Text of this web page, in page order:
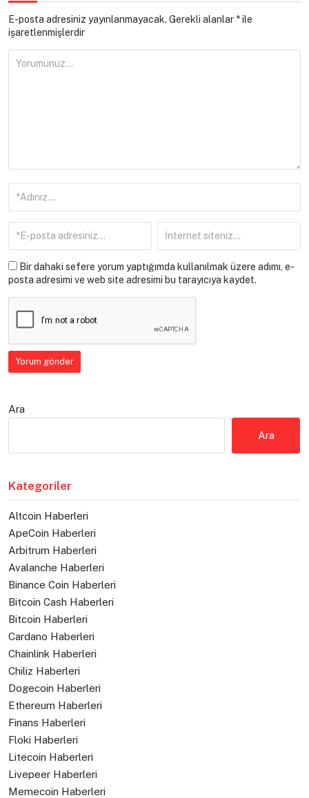
E-posta adresiniz yayınlanmayacak. Gerekli alanlar *ile
işaretlenmişlerdir
Bir dahaki sefere yorum yaptığımda kullanılmak üzere adımı, e-
posta adresimi ve web site adresimi bu tarayıcıya kaydet.
Ara
Ara
Kategoriler
Altcoin Haberleri
ApeCoin Haberleri
Arbitrum Haberleri
Avalanche Haberleri
Binance Coin Haberleri
Bitcoin Cash Haberleri
Bitcoin Haberleri
Cardano Haberleri
Chainlink Haberleri
Chiliz Haberleri
Dogecoin Haberleri
Ethereum Haberleri
Finans Haberleri
Floki Haberleri
Litecoin Haberleri
Livepeer Haberleri
Memecoin Haberleri